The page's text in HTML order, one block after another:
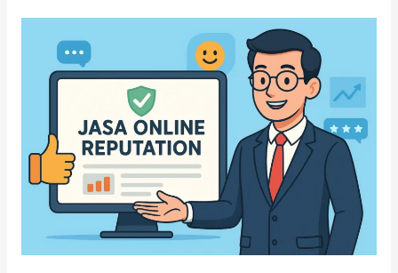
Online
Reputation:
Membangun
Citra
Positif
Digital